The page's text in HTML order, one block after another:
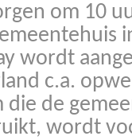
om 10
wordt
c.a.
die de
wordt